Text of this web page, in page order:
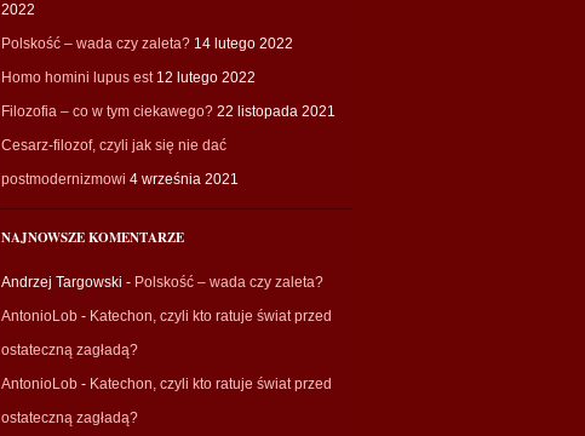
2022
Polskość – wada czy zaleta? 14 lutego 2022
Homo homini lupus est 12 lutego 2022
Filozofia – co w tym ciekawego? 22 listopada 2021
Cesarz-filozof, czyli jak się nie dać
postmodernizmowi 4 września 2021
NAJNOWSZE KOMENTARZE
Andrzej Targowski - Polskość – wada czy zaleta?
AntonioLob - Katechon, czyli kto ratuje świat przed
ostateczną zagładą?
AntonioLob - Katechon, czyli kto ratuje świat przed
ostateczną zagładą?